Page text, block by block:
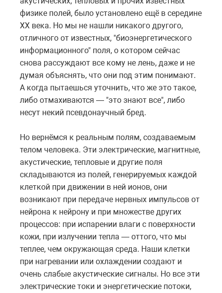
физике полей, было установлено ещё в середине
ХХ века. Но мы не нашли никакого другого,
отличного от известных, "биоэнергетического
информационного" поля, о котором сейчас
снова рассуждают все кому не лень, даже и не
думая объяснять, что они под этим понимают.
А когда пытаешься уточнить, что же это такое,
либо отмахиваются — "это знают все", либо
несут некий псевдонаучный бред.
Но вернёмся к реальным полям, создаваемым
телом человека. Эти электрические, магнитные,
акустические, тепловые и другие поля
складываются из полей, генерируемых каждой
клеткой при движении в ней ионов, они
возникают при передаче нервных импульсов от
нейрона к нейрону и при множестве других
процессов: при испарении влаги с поверхности
кожи, при излучении тепла — оттого, что мы
теплее, чем окружающая среда. Наши клетки
при нагревании или охлаждении создают и
очень слабые акустические сигналы. Но все эти
электрические токи и энергетические потоки,